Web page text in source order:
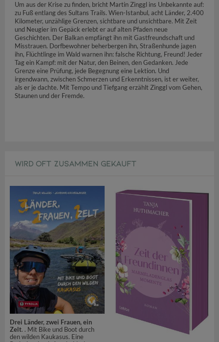
Um aus der Krise zu finden, bricht Martin Zinggl ins Unbekannte auf:
zu Fuß entlang des Sultans Trails. Wien-Istanbul, acht Länder, 2.400
Kilometer, unzählige Grenzen, sichtbare und unsichtbare. Mit Zeit
und Neugier im Gepäck erlebt er auf alten Pfaden neue
Geschichten. Der Balkan empfängt ihn mit Gastfreundschaft und
Misstrauen. Dorfbewohner beherbergen ihn, Straßenhunde jagen
ihn, Flüchtlinge im Wald warnen ihn: falsche Richtung, Freund! Jeder
Tag ein Kampf: mit der Natur, den Beinen, den Gedanken. Jede
Grenze eine Prüfung, jede Begegnung eine Lektion. Und
irgendwann, zwischen Schmerzen und Erkenntnissen, ist er weiter,
als er je dachte. Mit Tempo und Tiefgang erzählt Zinggl vom Gehen,
Staunen und der Fremde.
WIRD OFT ZUSAMMEN GEKAUFT
Drei Länder, zwei Frauen, ein
Zelt. . Mit Bike und Boot durch
den wilden Kaukasus. Eine